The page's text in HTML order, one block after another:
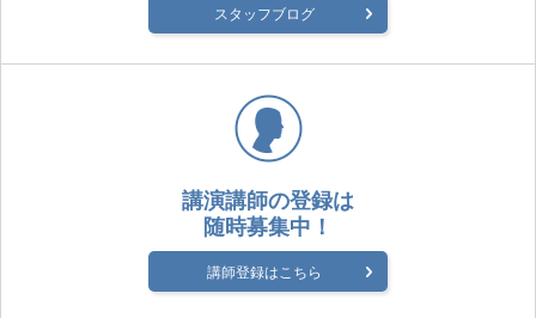
スタッフブログ
講演講師の登録は
随時募集中！
講師登録はこちら